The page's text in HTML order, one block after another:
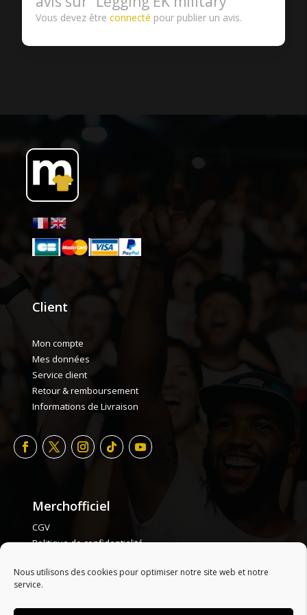
Nous utilisons des cookies pour optimiser notre site web et notre
service.
Vous devez êtreconnecté pour publier un avis.
Client
Mon compte
Mes données
Service client
Retour & remboursement
Informations de Livraison
Merchofficiel
CGV
Politique de confidentialité
Plan de site